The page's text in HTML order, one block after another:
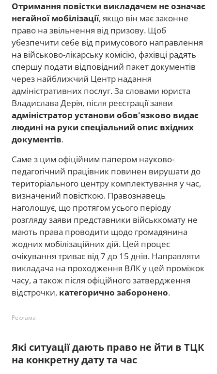
Отримання повістки викладачем не означає
негайної мобілізації, якщо він має законне
право на звільнення від призову. Щоб
убезпечити себе від примусового направлення
на військово-лікарську комісію, фахівці радять
спершу подати відповідний пакет документів
через найближчий Центр надання
адміністративних послуг. За словами юриста
Владислава Дерія, після реєстрації заяви
адміністратор установи обов'язково видає
людині на руки спеціальний опис вхідних
документів.
Саме з цим офіційним папером науково-
педагогічний працівник повинен вирушати до
територіального центру комплектування у час,
визначений повісткою. Правознавець
наголошує, що протягом усього періоду
розгляду заяви представники військкомату не
мають права проводити щодо громадянина
жодних мобілізаційних дій. Цей процес
очікування триває від 7 до 15 днів. Направляти
викладача на проходження ВЛК у цей проміжок
часу, а також після офіційного затвердження
відстрочки, категорично заборонено.
Реклама
Які ситуації дають право не йти в ТЦК
на конкретну дату та час